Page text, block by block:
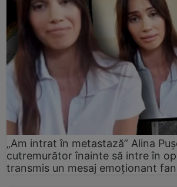
„Am intrat în metastază” Alina
cutremurător înainte să intre în
transmis un mesaj emoționant